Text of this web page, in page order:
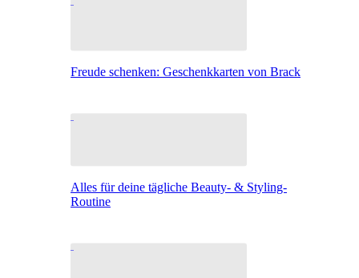
Freude schenken: Geschenkkarten von Brack
Alles für deine tägliche Beauty- & Styling-
Routine